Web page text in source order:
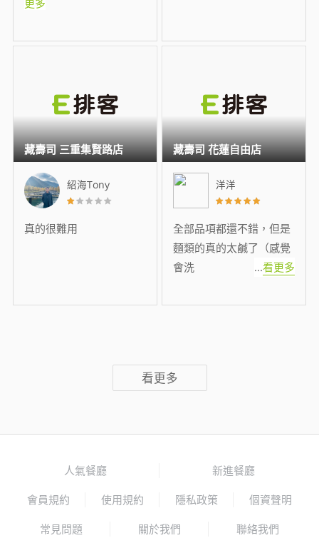
更多
紹海Tony
真的很難用
藏壽司 三重集賢路店
洋洋
全部品項都還不錯，但是
麵類的真的太鹹了（感覺
會洗
...看更多
藏壽司 花蓮自由店
看更多
人氣餐廳 新進餐廳
會員規約 使用規約 隱私政策 個資聲明
常見問題 關於我們 聯絡我們